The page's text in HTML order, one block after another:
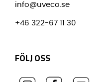
info@uveco.se
+46 322-67 11 30
FÖLJ OSS